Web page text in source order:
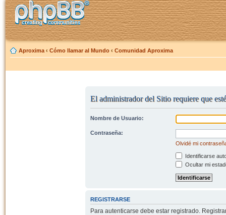
Aproxima ‹ Cómo llamar al Mundo ‹ Comunidad Aproxima
El administrador del Sitio requiere que
Nombre de Usuario:
Contraseña:
Olvidé mi
Identificarse
Ocultar mi
REGISTRARSE
Para autenticarse debe estar registrado.